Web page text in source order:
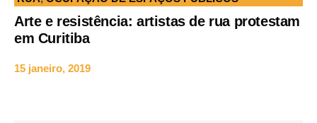
Arte e resistência: artistas de rua protestam
em Curitiba
15 janeiro, 2019